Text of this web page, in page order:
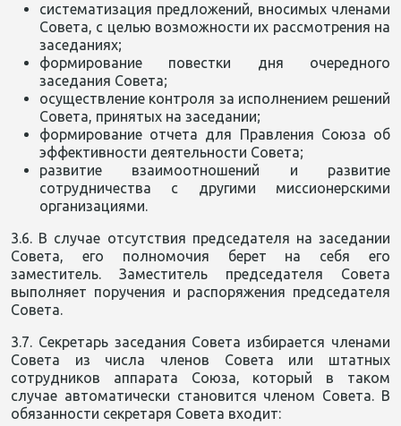
систематизация предложений, вносимых членами
Совета, с целью возможности их рассмотрения на
заседаниях;
формирование повестки дня очередного
заседания Совета;
осуществление контроля за исполнением решений
Совета, принятых на заседании;
формирование отчета для Правления Союза об
эффективности деятельности Совета;
развитие взаимоотношений и развитие
сотрудничества с другими миссионерскими
организациями.
3.6. В случае отсутствия председателя на заседании
Совета, его полномочия берет на себя его
заместитель. Заместитель председателя Совета
выполняет поручения и распоряжения председателя
Совета.
3.7. Секретарь заседания Совета избирается членами
Совета из числа членов Совета или штатных
сотрудников аппарата Союза, который в таком
случае автоматически становится членом Совета. В
обязанности секретаря Совета входит: